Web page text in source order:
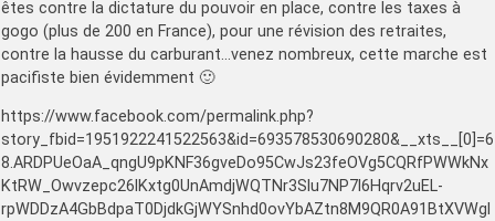
êtes contre la dictature du pouvoir en place, contre les taxes à
gogo (plus de 200 en France), pour une révision des retraites,
contre la hausse du carburant…venez nombreux, cette marche est
pacifiste bien évidemment 🙂
https://www.facebook.com/permalink.php?
story_fbid=1951922241522563&id=693578530690280&__xts__[0]=6
8.ARDPUeOaA_qngU9pKNF36gveDo95CwJs23feOVg5CQRfPWWkNx
KtRW_Owvzepc26lKxtg0UnAmdjWQTNr3Slu7NP7l6Hqrv2uEL-
rpWDDzA4GbBdpaT0DjdkGjWYSnhd0ovYbAZtn8M9QR0A91BtXVWgl